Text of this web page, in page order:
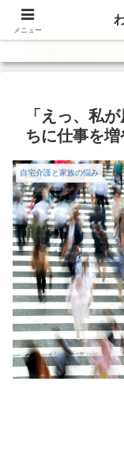
「えっ、私
ちに仕事を
自宅介護と家族の悩み
メニュー